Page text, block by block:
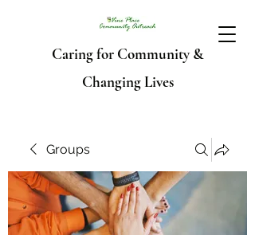
Caring for Community &
Changing Lives
Groups